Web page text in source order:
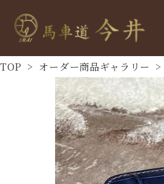
TOP > オーダー商品ギャラリー >